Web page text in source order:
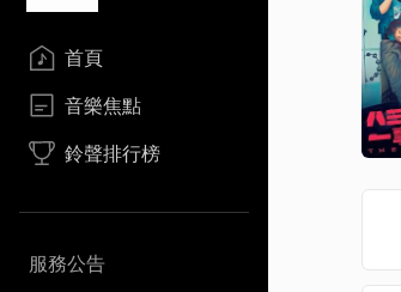
首頁
音樂焦點
鈴聲排行榜
服務公告